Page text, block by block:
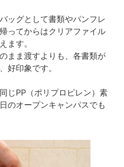
ッグとして書類やパンフレ
ってからはクリアファイル
ます。
まま渡すよりも、各書類が
好印象です。
じPP（ポリプロピレン）素
のオープンキャンパスでも